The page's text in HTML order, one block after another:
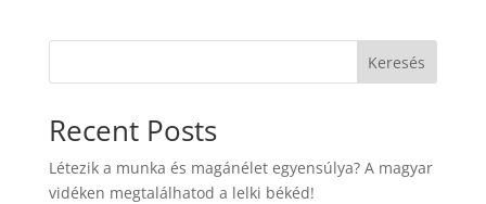
Keresés
Recent Posts
Létezik a munka és magánélet egyensúlya? A magyar
vidéken megtalálhatod a lelki békéd!